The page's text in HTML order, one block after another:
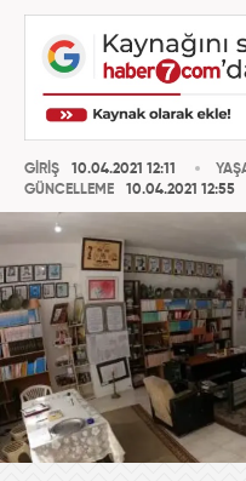
GİRİŞ
10.04.2021 12:11
GÜNCELLEME
10.04.2021 12:55